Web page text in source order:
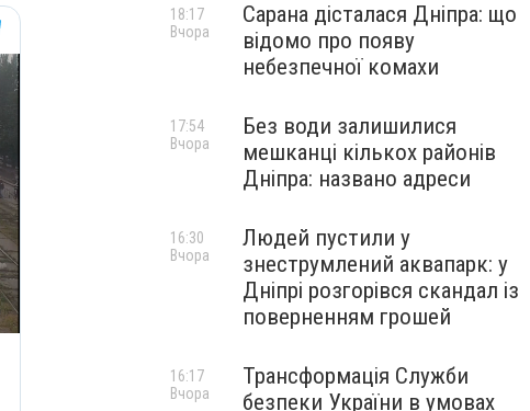
Сарана дісталася Дніпра: що
відомо про появу
небезпечної комахи
18:17
Вчора
Без води залишилися
мешканці кількох районів
Дніпра: названо адреси
17:54
Вчора
Людей пустили у
знеструмлений аквапарк: у
Дніпрі розгорівся скандал із
поверненням грошей
16:30
Вчора
Трансформація Служби
безпеки України в умовах
16:17
Вчора